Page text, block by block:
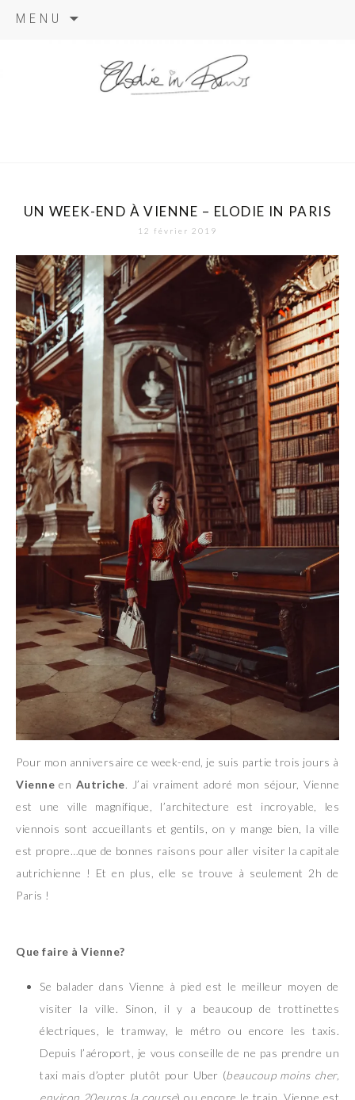
MENU
UN WEEK-END À VIENNE – ELODIE IN PARIS
12 février 2019
Pour mon anniversaire ce week-end, je suis partie trois jours à
Vienne en Autriche. J’ai vraiment adoré mon séjour, Vienne
est une ville magnifique, l’architecture est incroyable, les
viennois sont accueillants et gentils, on y mange bien, la ville
est propre…que de bonnes raisons pour aller visiter la capitale
autrichienne ! Et en plus, elle se trouve à seulement 2h de
Paris !
Que faire à Vienne?
Se balader dans Vienne à pied est le meilleur moyen de
visiter la ville. Sinon, il y a beaucoup de trottinettes
électriques, le tramway, le métro ou encore les taxis.
Depuis l’aéroport, je vous conseille de ne pas prendre un
taxi mais d’opter plutôt pour Uber (beaucoup moins cher,
environ 20euros la course) ou encore le train. Vienne est